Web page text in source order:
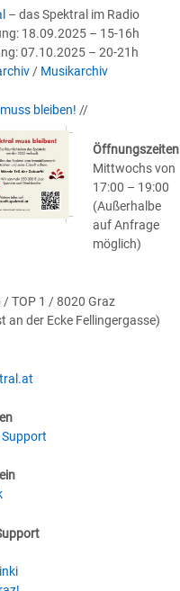
– das Spektral im Radio
18.09.2025 – 15-16h
07.10.2025 – 20-21h
/ Musikarchiv
bleiben! //
Öffnungszeiten
Mittwochs von
17:00 – 19:00
(Außerhalbe
auf Anfrage
möglich)
/ TOP 1 / 8020 Graz
an der Ecke Fellingergasse)
Support